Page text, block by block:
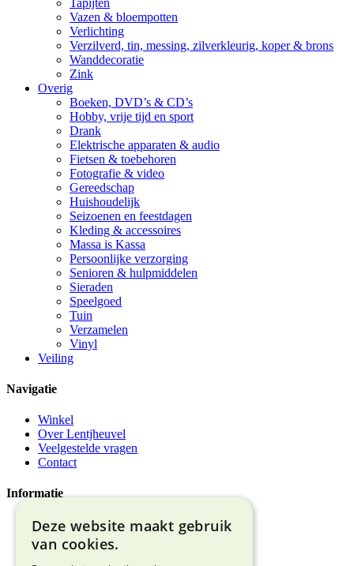
Vazen & bloempotten
Verlichting
Verzilverd, tin, messing, zilverkleurig, koper & brons
Wanddecoratie
Zink
Overig
Boeken, DVD’s & CD’s
Hobby, vrije tijd en sport
Drank
Elektrische apparaten & audio
Fietsen & toebehoren
Fotografie & video
Gereedschap
Huishoudelijk
Seizoenen en feestdagen
Kleding & accessoires
Massa is Kassa
Persoonlijke verzorging
Senioren & hulpmiddelen
Sieraden
Speelgoed
Tuin
Verzamelen
Vinyl
Veiling
Navigatie
Winkel
Over Lentjheuvel
Veelgestelde vragen
Contact
Informatie
Algemene voorwaarden
Privacyverklaring
Bezorgen & afhalen
Deze website maakt gebruik
van cookies.